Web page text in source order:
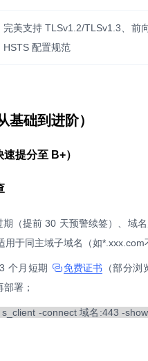
完美支持 TLSv1.2/TLSv1.3、前
HSTS 配置规范
基础到进阶）
提分至 B+）
期（提前 30 天预警续签）、域
于同主域子域名（如*.xxx.com
个月短期 免费证书 （部分
署；
-connect 域名:443 -